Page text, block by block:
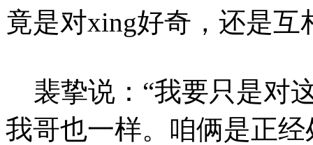
竟是对xing好奇，还是互
裴挚说：“我要只是对
我哥也一样。咱俩是正经